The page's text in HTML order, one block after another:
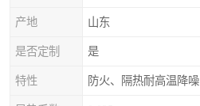
产地 山东
是否定制 是
特性 防火、隔热耐高温降噪